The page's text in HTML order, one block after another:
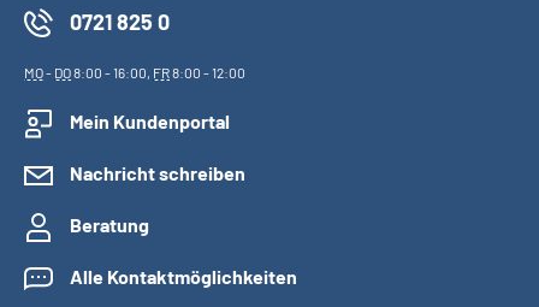
0721 825 0
MO- DO8:00 - 16:00, FR8:00 - 12:00
Mein Kundenportal
Nachricht schreiben
Beratung
Alle Kontaktmöglichkeiten